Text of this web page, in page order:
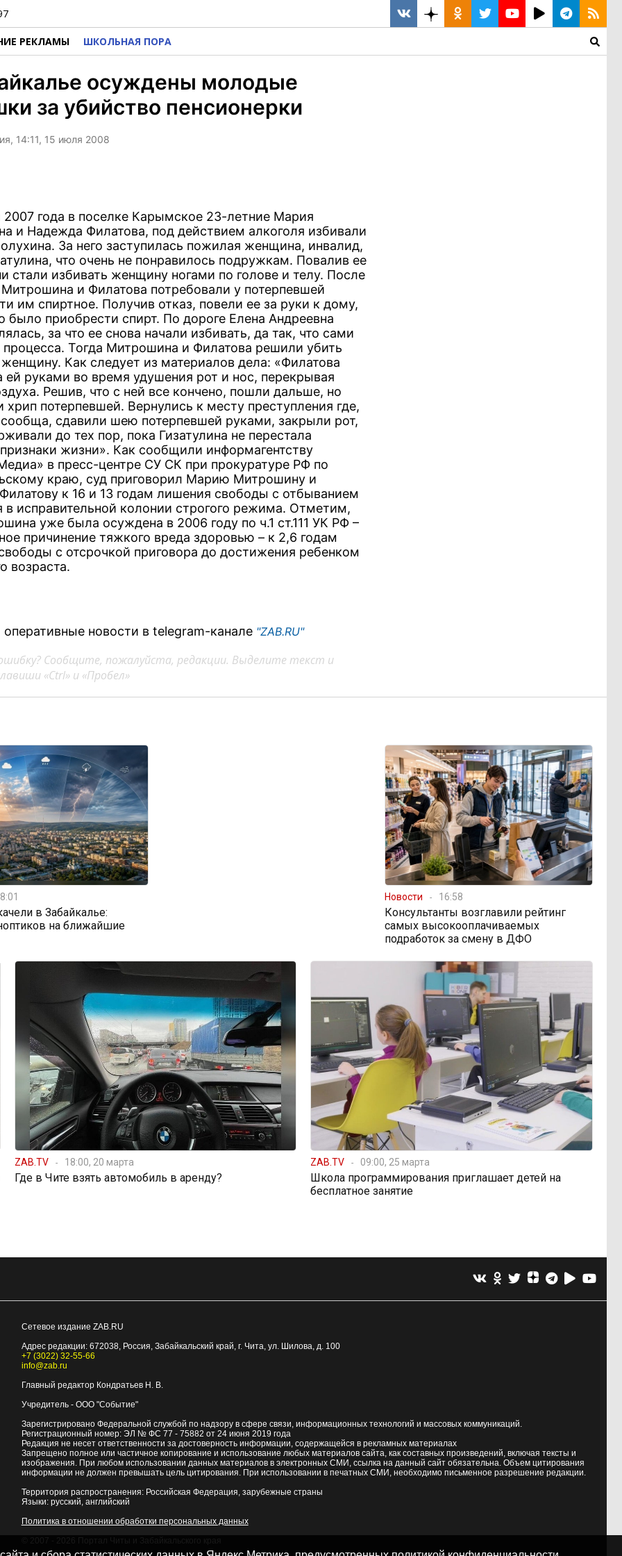
РЕКЛАМЫ ШКОЛЬНАЯ ПОРА
осуждены молодые
за убийство пенсионерки
14:11, 15 июля 2008
2007 года в поселке Карымское 23-летние Мария
и Надежда Филатова, под действием алкоголя избивали
За него заступилась пожилая женщина, инвалид,
что очень не понравилось подружкам. Повалив ее
стали избивать женщину ногами по голове и телу. После
и Филатова потребовали у потерпевшей
им спиртное. Получив отказ, повели ее за руки к дому,
было приобрести спирт. По дороге Елена Андреевна
за что ее снова начали избивать, да так, что сами
процесса. Тогда Митрошина и Филатова решили убить
Как следует из материалов дела: «Филатова
ей руками во время удушения рот и нос, перекрывая
Решив, что с ней все кончено, пошли дальше, но
потерпевшей. Вернулись к месту преступления где,
сдавили шею потерпевшей руками, закрыли рот,
до тех пор, пока Гизатулина не перестала
жизни». Как сообщили информагентству
в пресс-центре СУ СК при прокуратуре РФ по
краю, суд приговорил Марию Митрошину и
к 16 и 13 годам лишения свободы с отбыванием
в исправительной колонии строгого режима. Отметим,
уже была осуждена в 2006 году по ч.1 ст.111 УК РФ –
причинение тяжкого вреда здоровью – к 2,6 годам
с отсрочкой приговора до достижения ребенком
возраста.
новости в telegram-канале "ZAB.RU"
Сообщите, пожалуйста, редакции. Выделите текст и
«Ctrl» и «Пробел»
в Забайкалье:
на ближайшие
Новости 16:58
Консультанты возглавили рейтинг
самых высокооплачиваемых
подработок за смену в ДФО
ZAB.TV 18:00, 20 марта
Где в Чите взять автомобиль в аренду?
ZAB.TV 09:00, 25 марта
Школа программирования приглашает детей на
бесплатное занятие
Сетевое издание ZAB.RU
Адрес редакции: 672038, Россия, Забайкальский край, г. Чита, ул. Шилова, д. 100
+7 (3022) 32-55-66
info@zab.ru
Главный редактор Кондратьев Н. В.
Учредитель - ООО "Событие"
Зарегистрировано Федеральной службой по надзору в сфере связи, информационных технологий и массовых коммуникаций.
Регистрационный номер: ЭЛ № ФС 77 - 75882 от 24 июня 2019 года
Редакция не несет ответственности за достоверность информации, содержащейся в рекламных материалах
Запрещено полное или частичное копирование и использование любых материалов сайта, как составных произведений, включая тексты и
изображения. При любом использовании данных материалов в электронных СМИ, ссылка на данный сайт обязательна. Объем цитирования
информации не должен превышать цель цитирования. При использовании в печатных СМИ, необходимо письменное разрешение редакции.
Территория распространения: Российская Федерация, зарубежные страны
Языки: русский, английский
Политика в отношении обработки персональных данных